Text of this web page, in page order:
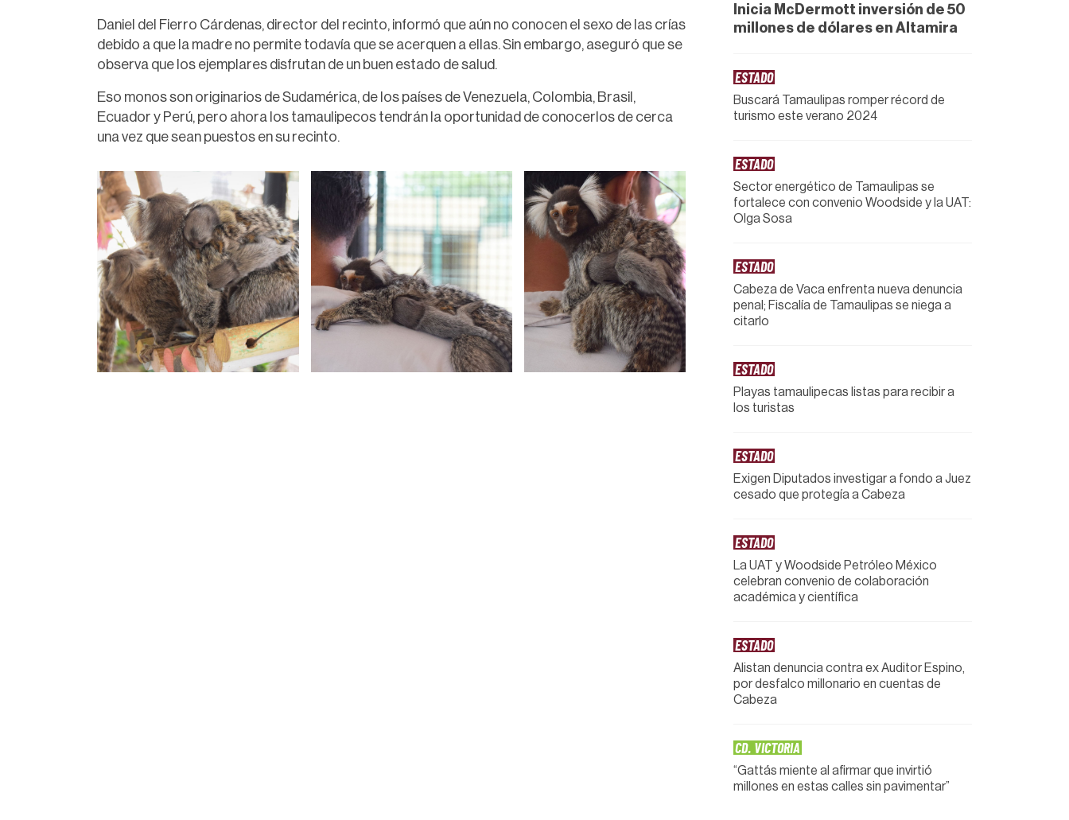
Daniel del Fierro Cárdenas, director del recinto, informó que aún no conocen el sexo de las crías
debido a que la madre no permite todavía que se acerquen a ellas. Sin embargo, aseguró que se
observa que los ejemplares disfrutan de un buen estado de salud.
Eso monos son originarios de Sudamérica, de los países de Venezuela, Colombia, Brasil,
Ecuador y Perú, pero ahora los tamaulipecos tendrán la oportunidad de conocerlos de cerca
una vez que sean puestos en su recinto.
Inicia McDermott inversión de 50
millones de dólares en Altamira
ESTADO
Buscará Tamaulipas romper récord de
turismo este verano 2024
ESTADO
Sector energético de Tamaulipas se
fortalece con convenio Woodside y la UAT:
Olga Sosa
ESTADO
Cabeza de Vaca enfrenta nueva denuncia
penal; Fiscalía de Tamaulipas se niega a
citarlo
ESTADO
Playas tamaulipecas listas para recibir a
los turistas
ESTADO
Exigen Diputados investigar a fondo a Juez
cesado que protegía a Cabeza
ESTADO
La UAT y Woodside Petróleo México
celebran convenio de colaboración
académica y científica
ESTADO
Alistan denuncia contra ex Auditor Espino,
por desfalco millonario en cuentas de
Cabeza
CD. VICTORIA
“Gattás miente al afirmar que invirtió
millones en estas calles sin pavimentar”